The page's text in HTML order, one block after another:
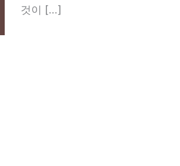
것이 […]